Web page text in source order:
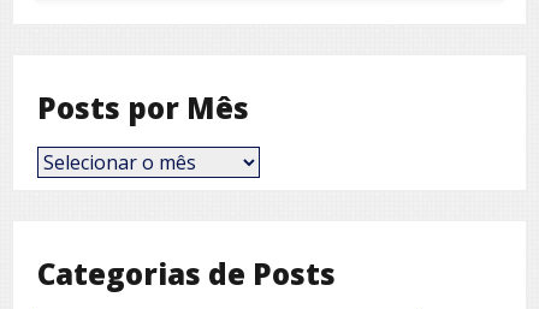
Posts por Mês
Posts
por
Categorias de Posts